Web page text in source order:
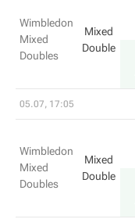
Wimbledon
Mixed
Doubles
Mixed
Double
05.07, 17:05
Wimbledon
Mixed
Doubles
Mixed
Double